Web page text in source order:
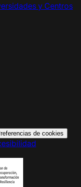
y Centros
de cookies